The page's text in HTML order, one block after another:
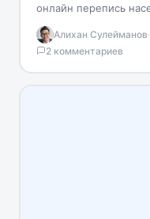
онлайн перепись
опроса пользователь
системе.
свою…
Алихан Сулейманов·
2 комментариев